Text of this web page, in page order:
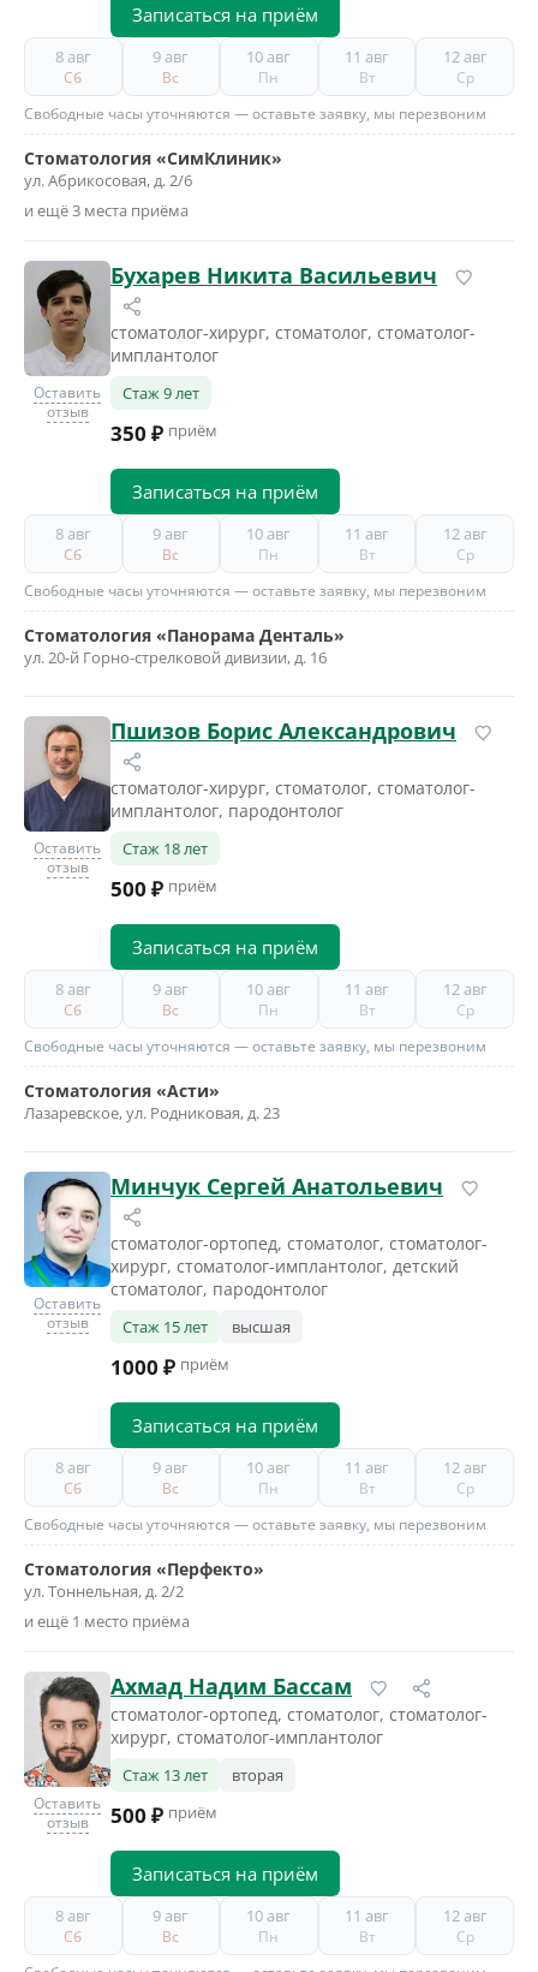
Записаться на приём
8 авг
Сб
9 авг
Вс
10 авг
Пн
11 авг
Вт
12 авг
Ср
Свободные часы уточняются — оставьте заявку, мы перезвоним
Стоматология «СимКлиник»
ул. Абрикосовая, д. 2/6
и ещё 3 места приёма
Оставить
отзыв
Бухарев Никита Васильевич
стоматолог-хирург, стоматолог, стоматолог-
имплантолог
Стаж 9 лет
350 ₽ приём
Записаться на приём
8 авг
Сб
9 авг
Вс
10 авг
Пн
11 авг
Вт
12 авг
Ср
Свободные часы уточняются — оставьте заявку, мы перезвоним
Стоматология «Панорама Денталь»
ул. 20-й Горно-стрелковой дивизии, д. 16
Оставить
отзыв
Пшизов Борис Александрович
стоматолог-хирург, стоматолог, стоматолог-
имплантолог, пародонтолог
Стаж 18 лет
500 ₽ приём
Записаться на приём
8 авг
Сб
9 авг
Вс
10 авг
Пн
11 авг
Вт
12 авг
Ср
Свободные часы уточняются — оставьте заявку, мы перезвоним
Стоматология «Асти»
Лазаревское, ул. Родниковая, д. 23
Оставить
отзыв
Минчук Сергей Анатольевич
стоматолог-ортопед, стоматолог, стоматолог-
хирург, стоматолог-имплантолог, детский
стоматолог, пародонтолог
Стаж 15 лет высшая
1000 ₽ приём
Записаться на приём
8 авг
Сб
9 авг
Вс
10 авг
Пн
11 авг
Вт
12 авг
Ср
Свободные часы уточняются — оставьте заявку, мы перезвоним
Стоматология «Перфекто»
ул. Тоннельная, д. 2/2
и ещё 1 место приёма
Оставить
отзыв
Ахмад Надим Бассам
стоматолог-ортопед, стоматолог, стоматолог-
хирург, стоматолог-имплантолог
Стаж 13 лет вторая
500 ₽ приём
Записаться на приём
8 авг
Сб
9 авг
Вс
10 авг
Пн
11 авг
Вт
12 авг
Ср